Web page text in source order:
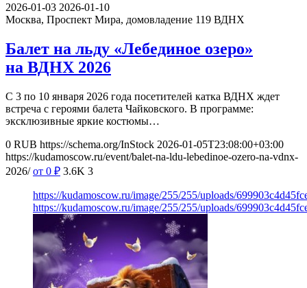
2026-01-03 2026-01-10
Москва, Проспект Мира, домовладение 119 ВДНХ
Балет на льду «Лебединое озеро»
на ВДНХ 2026
С 3 по 10 января 2026 года посетителей катка ВДНХ ждет
встреча с героями балета Чайковского. В программе:
эксклюзивные яркие костюмы…
0 RUB https://schema.org/InStock 2026-01-05T23:08:00+03:00
https://kudamoscow.ru/event/balet-na-ldu-lebedinoe-ozero-na-vdnx-
2026/ от 0 ₽ 3.6K 3
https://kudamoscow.ru/image/255/255/uploads/
https://kudamoscow.ru/image/255/255/uploads/